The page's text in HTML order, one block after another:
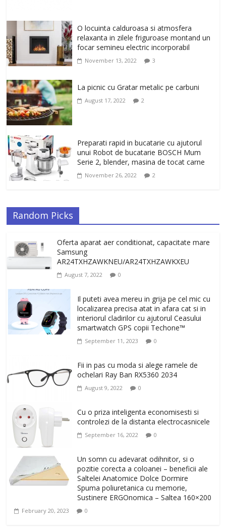
Un ten regenerat, fara riduri. Crema
antirid Ivatherm pentru o piele neteda si
elastica.
February 6, 2026 0
O locuinta calduroasa si atmosfera
relaxanta in zilele friguroase montand un
focar semineu electric incorporabil
November 13, 2022 3
La picnic cu Gratar metalic pe carbuni
August 17, 2022 2
Preparati rapid in bucatarie cu ajutorul
unui Robot de bucatarie BOSCH Mum
Serie 2, blender, masina de tocat carne
November 26, 2022 2
Random Picks
Oferta aparat aer conditionat, capacitate mare
Samsung
AR24TXHZAWKNEU/AR24TXHZAWKXEU
August 7, 2022 0
Il puteti avea mereu in grija pe cel mic cu
localizarea precisa atat in afara cat si in
interiorul cladirilor cu ajutorul Ceasului
smartwatch GPS copii Techone™
September 11, 2023 0
Fii in pas cu moda si alege ramele de
ochelari Ray Ban RX5360 2034
August 9, 2022 0
Cu o priza inteligenta economisesti si
controlezi de la distanta electrocasnicele
September 16, 2022 0
Un somn cu adevarat odihnitor, si o
pozitie corecta a coloanei – beneficii ale
Saltelei Anatomice Dolce Dormire
Spuma poliuretanica cu memorie,
Sustinere ERGOnomica – Saltea 160×200
February 20, 2023 0